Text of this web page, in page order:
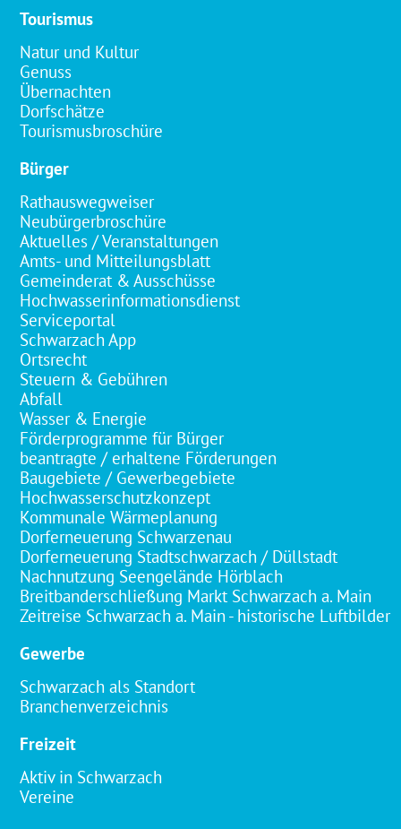
Tourismus
Natur und Kultur
Genuss
Übernachten
Dorfschätze
Tourismusbroschüre
Bürger
Rathauswegweiser
Neubürgerbroschüre
Aktuelles / Veranstaltungen
Amts- und Mitteilungsblatt
Gemeinderat & Ausschüsse
Hochwasserinformationsdienst
Serviceportal
Schwarzach App
Ortsrecht
Steuern & Gebühren
Abfall
Wasser & Energie
Förderprogramme für Bürger
beantragte / erhaltene Förderungen
Baugebiete / Gewerbegebiete
Hochwasserschutzkonzept
Kommunale Wärmeplanung
Dorferneuerung Schwarzenau
Dorferneuerung Stadtschwarzach / Düllstadt
Nachnutzung Seengelände Hörblach
Breitbanderschließung Markt Schwarzach a. Main
Zeitreise Schwarzach a. Main - historische Luftbilder
Gewerbe
Schwarzach als Standort
Branchenverzeichnis
Freizeit
Aktiv in Schwarzach
Vereine